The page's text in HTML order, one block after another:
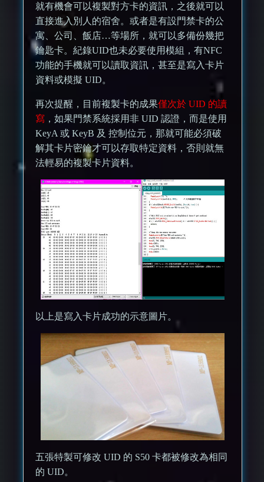
就有機會可以複製對方卡的資訊，之後就可以
直接進入別人的宿舍。或者是有設門禁卡的公
寓、公司、飯店…等場所，就可以多備份幾把
鑰匙卡。紀錄UID也未必要使用模組，有NFC
功能的手機就可以讀取資訊，甚至是寫入卡片
資料或模擬 UID。
再次提醒，目前複製卡的成果僅次於 UID 的讀
寫 ，如果門禁系統採用非 UID 認證，而是使用
KeyA 或 KeyB 及 控制位元，那就可能必須破
解其卡片密鑰才可以存取特定資料，否則就無
法輕易的複製卡片資料。
以上是寫入卡片成功的示意圖片。
五張特製可修改 UID 的 S50 卡都被修改為相同
的 UID。